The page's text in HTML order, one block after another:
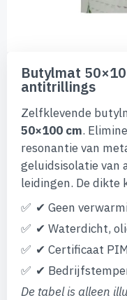
naar
begin
afbeeldingen-
Butylmat
antitrillings
Zelfklevende
50×100 cm.
resonantie van
geluidsisolatie van
leidingen. De
✔ Geen
✔ Waterdicht,
✔ Certificaat
✔
De tabel is alleen